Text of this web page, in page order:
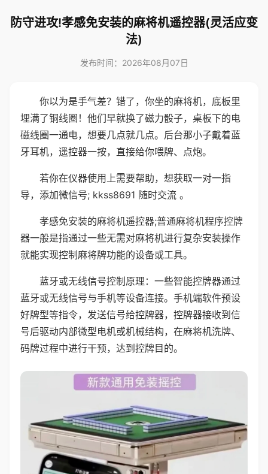
防守进攻!孝感免安装的麻将机遥控器(灵活应变
法)
发布时间：2026年08月07日
你以为是手气差？错了，你坐的麻将机，底板里
埋满了铜线圈！他们早就换了磁力骰子，桌板下的电
磁线圈一通电，想要几点就几点。后台那小子戴着蓝
牙耳机，遥控器一按，直接给你喂牌、点炮。
若你在仪器使用上需要帮助，想获取一对一指
导，添加微信号; kkss8691 随时交流 。
孝感免安装的麻将机遥控器;普通麻将机程序控牌
器一般是指通过一些无需对麻将机进行复杂安装操作
就能实现控制麻将牌功能的设备或工具。
蓝牙或无线信号控制原理：一些智能控牌器通过
蓝牙或无线信号与手机等设备连接。手机端软件预设
好牌型等指令，发送信号给控牌器，控牌器接收到信
号后驱动内部微型电机或机械结构，在麻将机洗牌、
码牌过程中进行干预，达到控牌目的。